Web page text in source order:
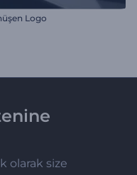
Logo
olarak size